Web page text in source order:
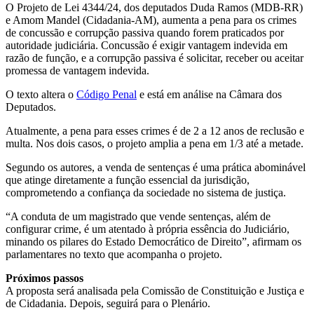
O Projeto de Lei 4344/24, dos deputados Duda Ramos (MDB-RR)
e Amom Mandel (Cidadania-AM), aumenta a pena para os crimes
de concussão e corrupção passiva quando forem praticados por
autoridade judiciária. Concussão é exigir vantagem indevida em
razão de função, e a corrupção passiva é solicitar, receber ou aceitar
promessa de vantagem indevida.
O texto altera o Código Penal e está em análise na Câmara dos
Deputados.
Atualmente, a pena para esses crimes é de 2 a 12 anos de reclusão e
multa. Nos dois casos, o projeto amplia a pena em 1/3 até a metade.
Segundo os autores, a venda de sentenças é uma prática abominável
que atinge diretamente a função essencial da jurisdição,
comprometendo a confiança da sociedade no sistema de justiça.
“A conduta de um magistrado que vende sentenças, além de
configurar crime, é um atentado à própria essência do Judiciário,
minando os pilares do Estado Democrático de Direito”, afirmam os
parlamentares no texto que acompanha o projeto.
Próximos passos
A proposta será analisada pela Comissão de Constituição e Justiça e
de Cidadania. Depois, seguirá para o Plenário.